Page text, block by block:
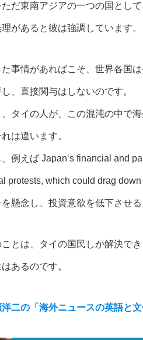
ただ東南アジアの一つの国とし
理があると彼は強調しています。
た事情があればこそ、世界各国
し、直接関与はしないのです。
、タイの人が、この混沌の中で
は違います。
、例えば Japan‘s financial and
protests, which could drag down
懸念し、投資意欲を低下させ
ことは、タイの国民しか解決で
あるのです。
洋二の「海外ニュースの英語と